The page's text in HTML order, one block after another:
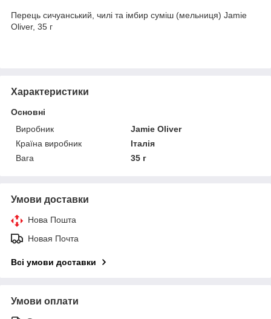
Перець сичуанський, чилі та імбир суміш (мельниця) Jamie
Oliver, 35 г
Характеристики
Основні
Виробник
Jamie Oliver
Країна виробник
Італія
Вага
35 г
Умови доставки
Нова Пошта
Новая Почта
Всі умови доставки
Умови оплати